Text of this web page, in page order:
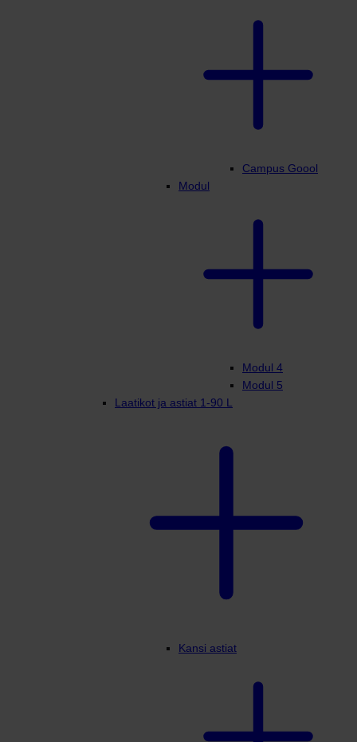
Campus Goool
Modul
Modul 4
Modul 5
Laatikot ja astiat 1-90 L
Kansi astiat